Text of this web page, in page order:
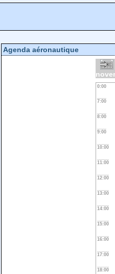
Agenda aéronautique
0:00
7:00
8:00
9:00
10:00
11:00
12:00
13:00
14:00
15:00
16:00
17:00
18:00